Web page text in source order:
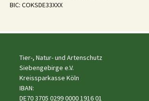
BIC: COKSDE33XXX
Tier-, Natur- und Artenschutz
Siebengebirge e.V.
Kreissparkasse Köln
IBAN:
DE70 3705 0299 0000 1916 01